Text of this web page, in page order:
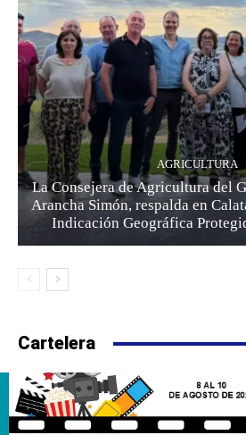
AGRICULTURA
La Consejera de Agricultura del
Arancha Simón, respalda en
Indicación Geográfica
Cartelera